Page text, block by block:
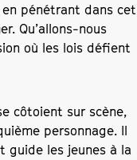
pénétrant dans cet
Qu’allons-nous
où les lois défient
côtoient sur scène,
personnage. Il
les jeunes à la